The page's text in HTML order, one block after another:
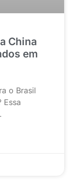
China
em
o Brasil
Essa